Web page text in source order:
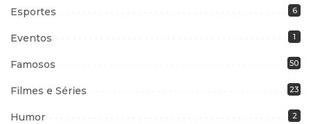
Esportes 6
Eventos 1
Famosos 50
Filmes e Séries 23
Humor 2